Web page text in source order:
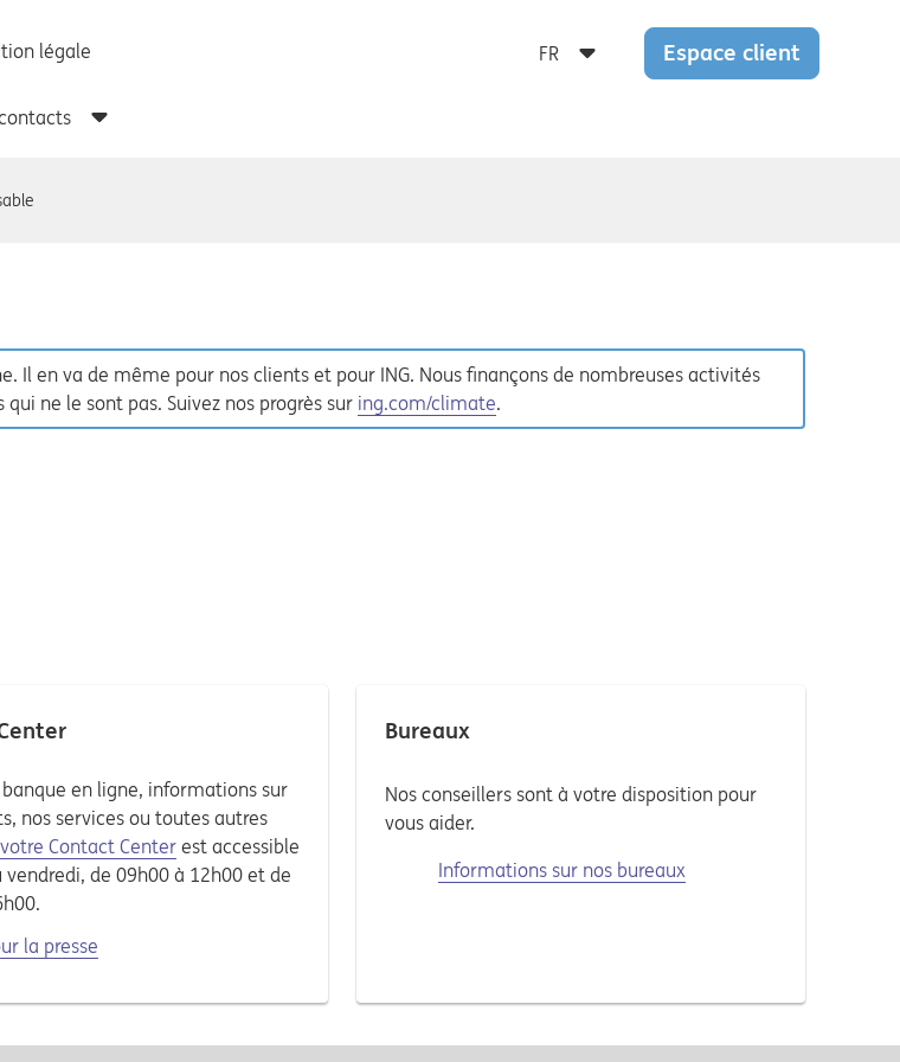
Espace client
Il en va de même pour nos clients et pour ING. Nous finançons de nombreuses activités
ne le sont pas. Suivez nos progrès sur ing.com/climate.
en ligne, informations sur
nos services ou toutes autres
votre Contact Centerest accessible
vendredi, de 09h00 à 12h00 et de
la presse
Bureaux
Nos conseillers sont à votre disposition pour
vous aider.
Informations sur nos bureaux